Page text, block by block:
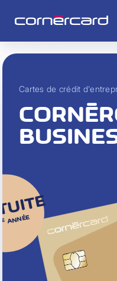
Cartes de crédit
ANNÉE